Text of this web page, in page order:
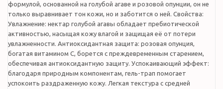
формулой, основанной на голубой агаве и розовой опунции, он не
только выравнивает тон кожи, но и заботится о ней. Свойства:
Увлажнение: нектар голубой агавы обладает пребиотической
активностью, насыщая кожу влагой и защищая её от потери
увлажненности. Антиоксидантная защита: розовая опунция,
богатая витамином С, борется с преждевременным старением,
обеспечивая антиоксидантную защиту. Успокаивающий эффект:
благодаря природным компонентам, гель-трап помогает
успокоить раздраженную кожу. Легкая текстура с средней